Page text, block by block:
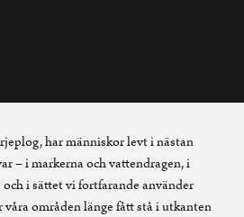
har människor levt i nästan
– i markerna och vattendragen, i
i sättet vi fortfarande använder
områden länge fått stå i utkanten